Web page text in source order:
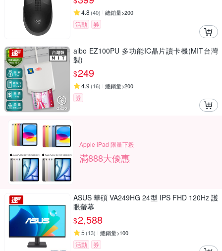
4.8 (40) 總銷量>200
活動 券
aibo EZ100PU 多功能IC晶片讀卡機(MIT台灣
製)
$249
4.9 (16) 總銷量>200
券
Apple iPad 限量下殺
滿888大優惠
ASUS 華碩 VA249HG 24型 IPS FHD 120Hz 護
眼螢幕
$2,588
5 (13) 總銷量>100
活動 券